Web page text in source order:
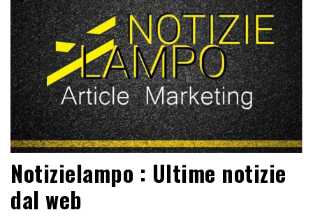
Notizielampo : Ultime notizie
dal web